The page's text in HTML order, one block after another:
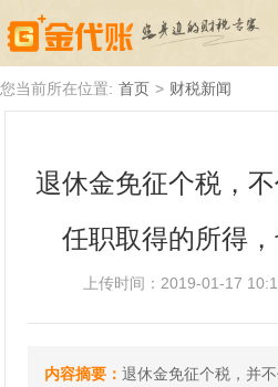
代理记
厦门落
财税新
关于我
诚聘英
您当前所在位置: 首页 > 财税新闻
退休金免征个税，
任职取得的所得，
上传时间：2019-01-17
内容摘要：退休金免征个税，并